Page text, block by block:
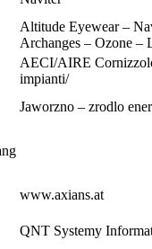
Altitude Eyewear –
Archanges – Ozone –
AECI/AIRE
impianti/
Jaworzno – zrodlo
www.axians.at
QNT Systemy